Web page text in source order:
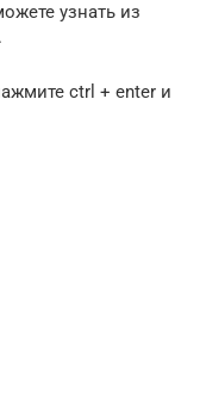
узнать из
ctrl + enter и